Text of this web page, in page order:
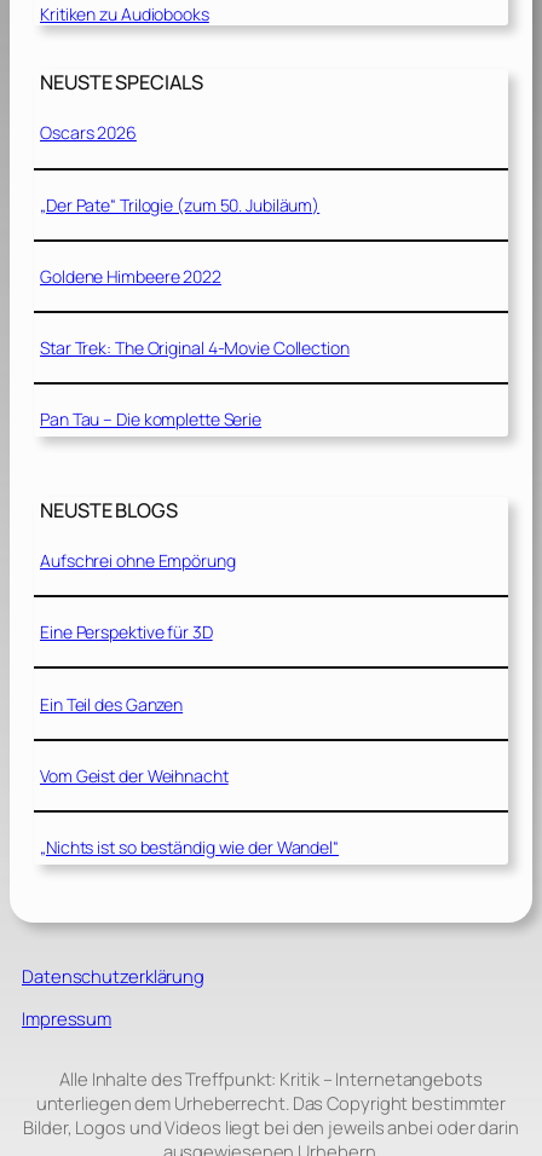
e
[
9
0
]
Kritiken zu Audiobooks
NEUSTE SPECIALS
Oscars 2026
„Der Pate“ Trilogie (zum 50. Jubiläum)
Goldene Himbeere 2022
Star Trek: The Original 4-Movie Collection
Pan Tau – Die komplette Serie
NEUSTE BLOGS
Aufschrei ohne Empörung
Eine Perspektive für 3D
Ein Teil des Ganzen
Vom Geist der Weihnacht
„Nichts ist so beständig wie der Wandel“
Datenschutzerklärung
Impressum
Alle Inhalte des Treffpunkt: Kritik – Internetangebots
unterliegen dem Urheberrecht. Das Copyright bestimmter
Bilder, Logos und Videos liegt bei den jeweils anbei oder darin
ausgewiesenen Urhebern.